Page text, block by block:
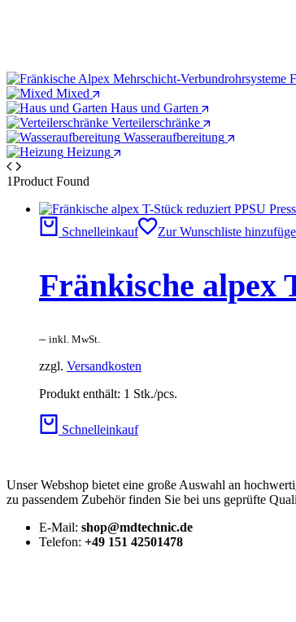
Mixed
Haus und Garten
Verteilerschränke
Wasseraufbereitung
Heizung
1Product Found
Schnelleinkauf Zur Wunschliste
Fränkische alpex
– inkl. MwSt.
zzgl. Versandkosten
Produkt enthält: 1 Stk./pcs.
Schnelleinkauf
Unser Webshop bietet eine große Auswahl an
zu passendem Zubehör finden Sie bei uns geprüfte
E-Mail: shop@mdtechnic.de
Telefon: +49 151 42501478